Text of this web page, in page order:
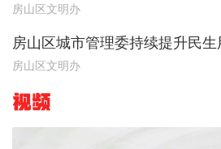
房山区文明办
房山区城市管理委持续提升民
房山区文明办
视频